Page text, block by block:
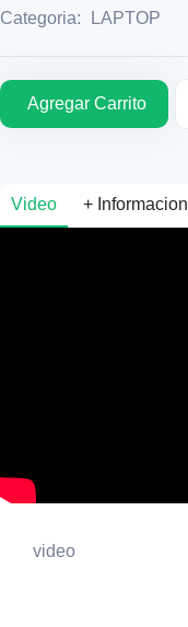
Categoria: LAPTOP
Agregar Carrito
Video + Informacion
video